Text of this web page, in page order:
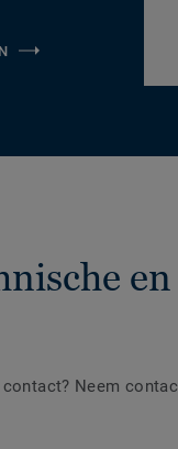
Neem